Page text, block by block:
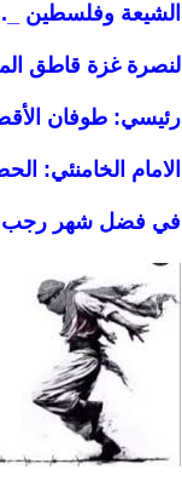
الشيعة وفلسطين
لنصرة غزة قاطق
رئيسي: طوفان
الامام الخامنئي:
في فضل شهر رجب